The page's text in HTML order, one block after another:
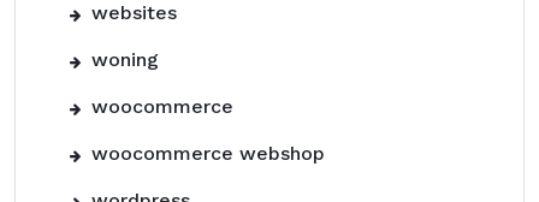
websites
woning
woocommerce
woocommerce webshop